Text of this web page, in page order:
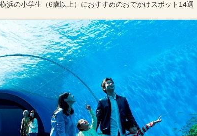
横浜の小学生（6歳以上）におすすめのおでかけスポット14選